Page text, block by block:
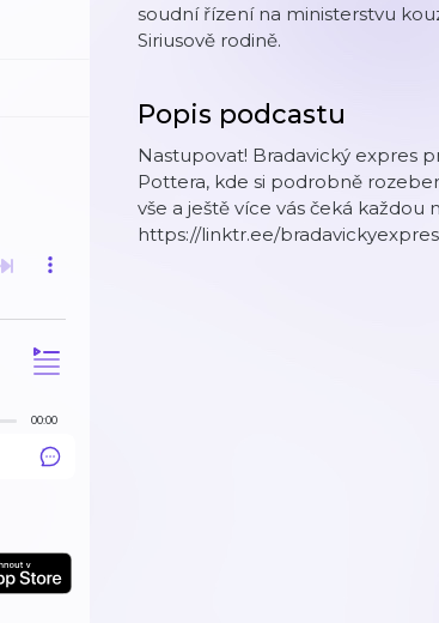
00:00
soudní řízení na ministerstvu
Siriusově rodině.
Popis podcastu
Nastupovat! Bradavický expres
Pottera, kde si podrobně
vše a ještě více vás čeká
https://linktr.ee/bradavickyexpres